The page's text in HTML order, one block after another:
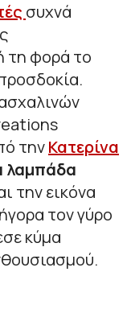
συχνά
τη φορά το
τηνΚατερίνα
λαμπάδα
την εικόνα
τον γύρο
κύμα